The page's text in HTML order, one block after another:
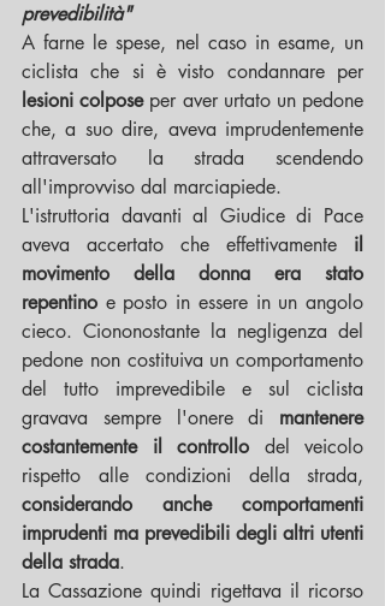
prevedibilità"
A farne le spese, nel caso in esame, un
lesioni colpose per aver urtato un pedone
che, a suo dire, aveva imprudentemente
attraversato la strada scendendo
all'improvviso dal marciapiede.
L'istruttoria davanti al Giudice di Pace
aveva accertato che effettivamente il
movimento della donna era stato
repentino e posto in essere in un angolo
cieco. Ciononostante la negligenza del
pedone non costituiva un comportamento
del tutto imprevedibile e sul ciclista
gravava sempre l'onere di mantenere
costantemente il controllo del veicolo
considerando anche comportamenti
imprudenti ma prevedibili degli altri utenti
della strada.
La Cassazione quindi rigettava il ricorso